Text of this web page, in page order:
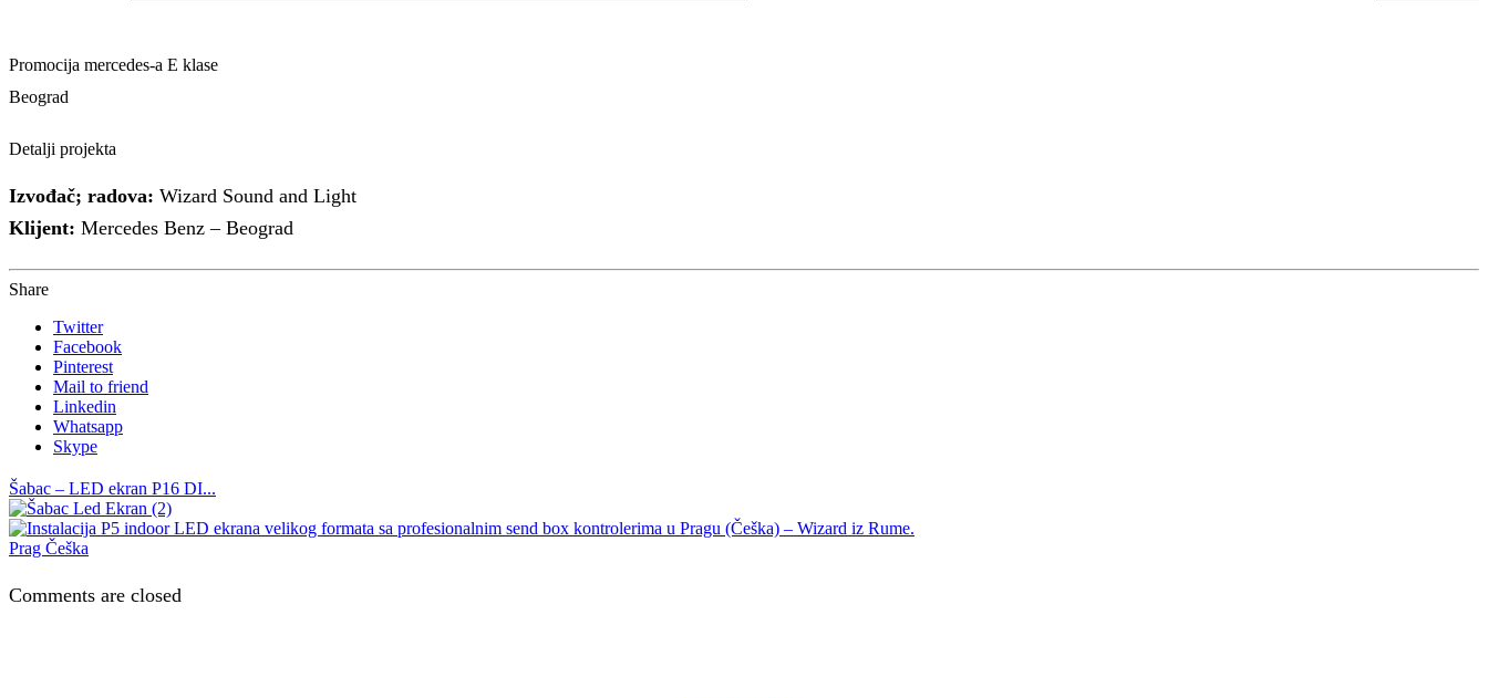
Promocija mercedes-a E klase
Beograd
Detalji projekta
Izvođač; radova: Wizard Sound and Light
Klijent: Mercedes Benz – Beograd
Share
Twitter
Facebook
Pinterest
Mail to friend
Linkedin
Whatsapp
Skype
Šabac – LED ekran P16 DI...
Prag Češka
Comments are closed